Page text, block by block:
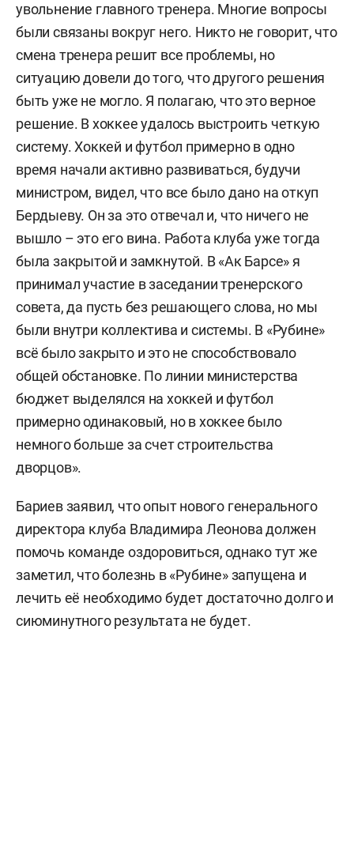
увольнение главного тренера. Многие вопросы
были связаны вокруг него. Никто не говорит, что
смена тренера решит все проблемы, но
ситуацию довели до того, что другого решения
быть уже не могло. Я полагаю, что это верное
решение. В хоккее удалось выстроить четкую
систему. Хоккей и футбол примерно в одно
время начали активно развиваться, будучи
министром, видел, что все было дано на откуп
Бердыеву. Он за это отвечал и, что ничего не
вышло – это его вина. Работа клуба уже тогда
была закрытой и замкнутой. В «Ак Барсе» я
принимал участие в заседании тренерского
совета, да пусть без решающего слова, но мы
были внутри коллектива и системы. В «Рубине»
всё было закрыто и это не способствовало
общей обстановке. По линии министерства
бюджет выделялся на хоккей и футбол
примерно одинаковый, но в хоккее было
немного больше за счет строительства
дворцов».
Бариев заявил, что опыт нового генерального
директора клуба Владимира Леонова должен
помочь команде оздоровиться, однако тут же
заметил, что болезнь в «Рубине» запущена и
лечить её необходимо будет достаточно долго и
сиюминутного результата не будет.